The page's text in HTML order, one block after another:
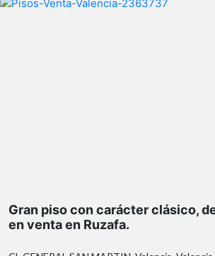
vivienda con alma, historia y
sencillamente excepcional.
Gran piso con carácter clásico,
en venta en Ruzafa.